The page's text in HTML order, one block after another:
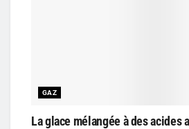
GAZ
La glace mélangée à des acides